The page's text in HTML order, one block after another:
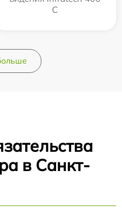
С
в Санкт-